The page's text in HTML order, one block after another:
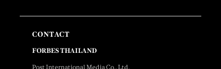
CONTACT
FORBES THAILAND
Post International Media Co., Ltd.